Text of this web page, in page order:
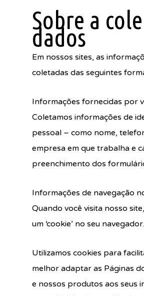
Sobre a
dados
Em nossos sites, as
coletadas das seguintes
Informações fornecidas por
Coletamos informações de
pessoal – como nome,
empresa em que trabalha e
preenchimento dos
Informações de navegação
Quando você visita nosso
um ‘cookie’ no seu navegador.
Utilizamos cookies para
melhor adaptar as Páginas
e nossos produtos aos seus